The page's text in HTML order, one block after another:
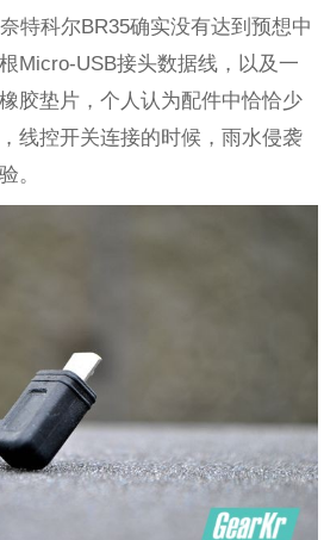
特科尔BR35确实没有达到预想中
Micro-USB接头数据线，以及一
胶垫片，个人认为配件中恰恰少
线控开关连接的时候，雨水侵袭
。